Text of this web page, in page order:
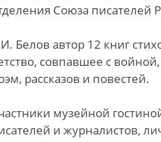
Союза писателей
Белов автор 12 книг
совпавшее с
рассказов и повестей.
музейной
и журналистов,